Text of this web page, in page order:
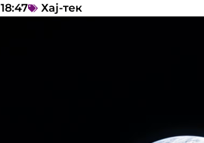
18:47 Хај-тек